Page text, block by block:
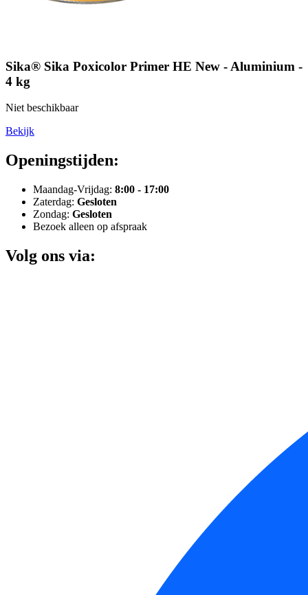
Sika® Sika Poxicolor Primer HE New - Aluminium -
4 kg
Niet beschikbaar
Bekijk
Openingstijden:
Maandag-Vrijdag: 8:00 - 17:00
Zaterdag: Gesloten
Zondag: Gesloten
Bezoek alleen op afspraak
Volg ons via: